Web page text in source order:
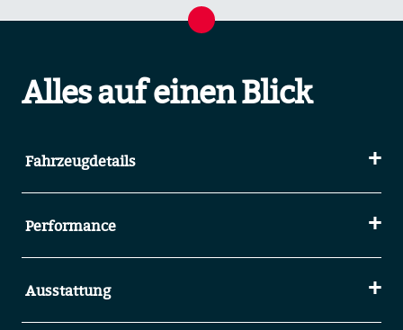
Alles auf einen Blick
Fahrzeugdetails
Performance
Ausstattung